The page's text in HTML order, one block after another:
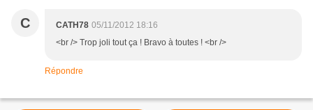
C CATH78 05/11/2012 18:16
<br /> Trop joli tout ça ! Bravo à toutes ! <br />
Répondre